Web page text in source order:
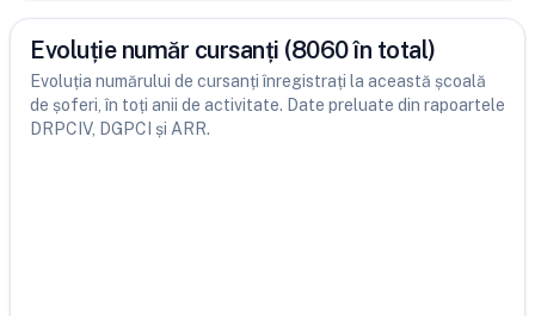
Evoluție număr cursanți (8060 în total)
Evoluția numărului de cursanți înregistrați la această școală
de șoferi, în toți anii de activitate. Date preluate din rapoartele
DRPCIV, DGPCI și ARR.